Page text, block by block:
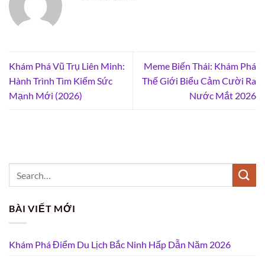
Khám Phá Vũ Trụ Liên Minh:
Hành Trình Tìm Kiếm Sức
Mạnh Mới (2026)
Meme Biến Thái: Khám Phá
Thế Giới Biểu Cảm Cười Ra
Nước Mắt 2026
BÀI VIẾT MỚI
Khám Phá Điểm Du Lịch Bắc Ninh Hấp Dẫn Năm 2026